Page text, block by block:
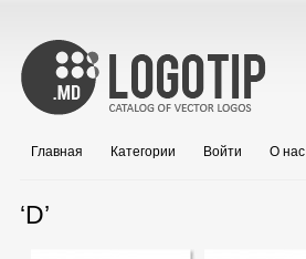
Главная Категории Войти О нас
‘D’